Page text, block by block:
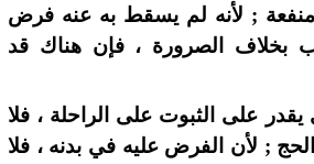
; لأنه لم يسقط به عنه فرض
بخلاف الصرورة ، فإن هناك قد
على الثبوت على الراحلة ، فلا
; لأن الفرض عليه في بدنه ، فلا